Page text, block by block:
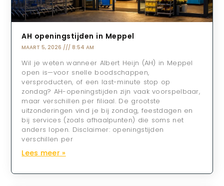
AH openingstijden in Meppel
MAART 5, 2026 8:54 AM
Wil je weten wanneer Albert Heijn (AH) in Meppel
open is—voor snelle boodschappen,
versproducten, of een last-minute stop op
zondag? AH-openingstijden zijn vaak voorspelbaar,
maar verschillen per filiaal. De grootste
uitzonderingen vind je bij zondag, feestdagen en
bij services (zoals afhaalpunten) die soms net
anders lopen. Disclaimer: openingstijden
verschillen per
Lees meer »